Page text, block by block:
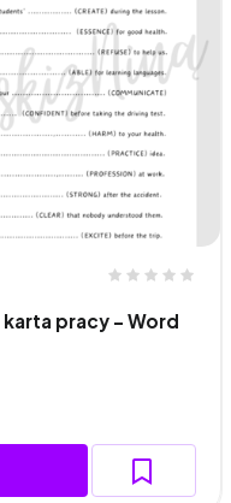
karta pracy - Word